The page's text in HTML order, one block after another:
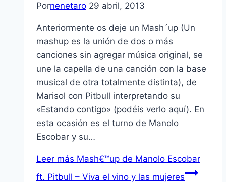
Pornenetaro 29 abril, 2013
Anteriormente os deje un Mash´up (Un
mashup es la unión de dos o más
canciones sin agregar música original, se
une la capella de una canción con la base
musical de otra totalmente distinta), de
Marisol con Pitbull interpretando su
«Estando contigo» (podéis verlo aquí­). En
esta ocasión es el turno de Manolo
Escobar y su…
Leer más Mash€™up de Manolo Escobar
ft. Pitbull – Viva el vino y las mujeres